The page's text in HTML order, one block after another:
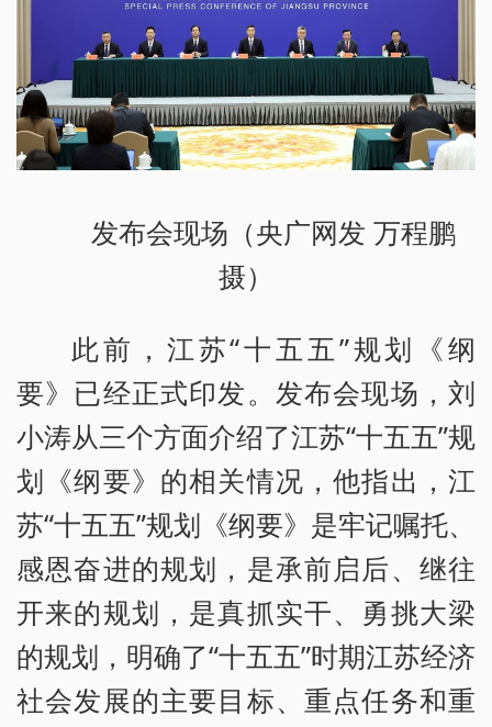
发布会现场（央广网发 万程鹏
摄）
此前，江苏“十五五”规划《纲
要》已经正式印发。发布会现场，刘
小涛从三个方面介绍了江苏“十五五”规
划《纲要》的相关情况，他指出，江
苏“十五五”规划《纲要》是牢记嘱托、
感恩奋进的规划，是承前启后、继往
开来的规划，是真抓实干、勇挑大梁
的规划，明确了“十五五”时期江苏经济
社会发展的主要目标、重点任务和重